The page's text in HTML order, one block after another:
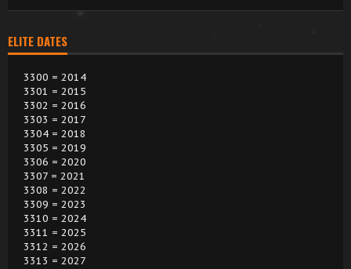
ELITE DATES
3300 = 2014
3301 = 2015
3302 = 2016
3303 = 2017
3304 = 2018
3305 = 2019
3306 = 2020
3307 = 2021
3308 = 2022
3309 = 2023
3310 = 2024
3311 = 2025
3312 = 2026
3313 = 2027